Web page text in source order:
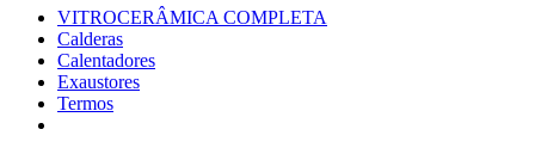
VITROCERÂMICA COMPLETA
Calderas
Calentadores
Exaustores
Termos